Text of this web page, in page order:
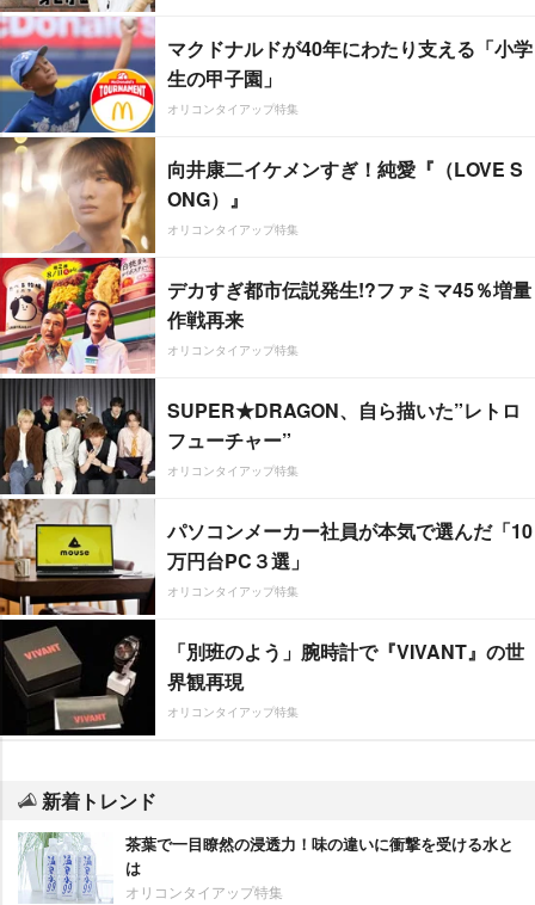
マクドナルドが40年にわたり支える「小学
生の甲子園」
オリコンタイアップ特集
向井康二イケメンすぎ！純愛『（LOVE S
ONG）』
オリコンタイアップ特集
デカすぎ都市伝説発生!?ファミマ45％増量
作戦再来
オリコンタイアップ特集
SUPER★DRAGON、自ら描いた”レトロ
フューチャー”
オリコンタイアップ特集
パソコンメーカー社員が本気で選んだ「10
万円台PC３選」
オリコンタイアップ特集
「別班のよう」腕時計で『VIVANT』の世
界観再現
オリコンタイアップ特集
新着トレンド
茶葉で一目瞭然の浸透力！味の違いに衝撃を受ける水と
は
オリコンタイアップ特集